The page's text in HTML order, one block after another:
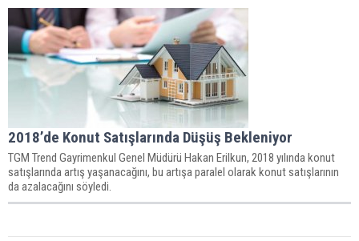
2018’de Konut Satışlarında Düşüş Bekleniyor
TGM Trend Gayrimenkul Genel Müdürü Hakan Erilkun, 2018 yılında konut
satışlarında artış yaşanacağını, bu artışa paralel olarak konut satışlarının
da azalacağını söyledi.